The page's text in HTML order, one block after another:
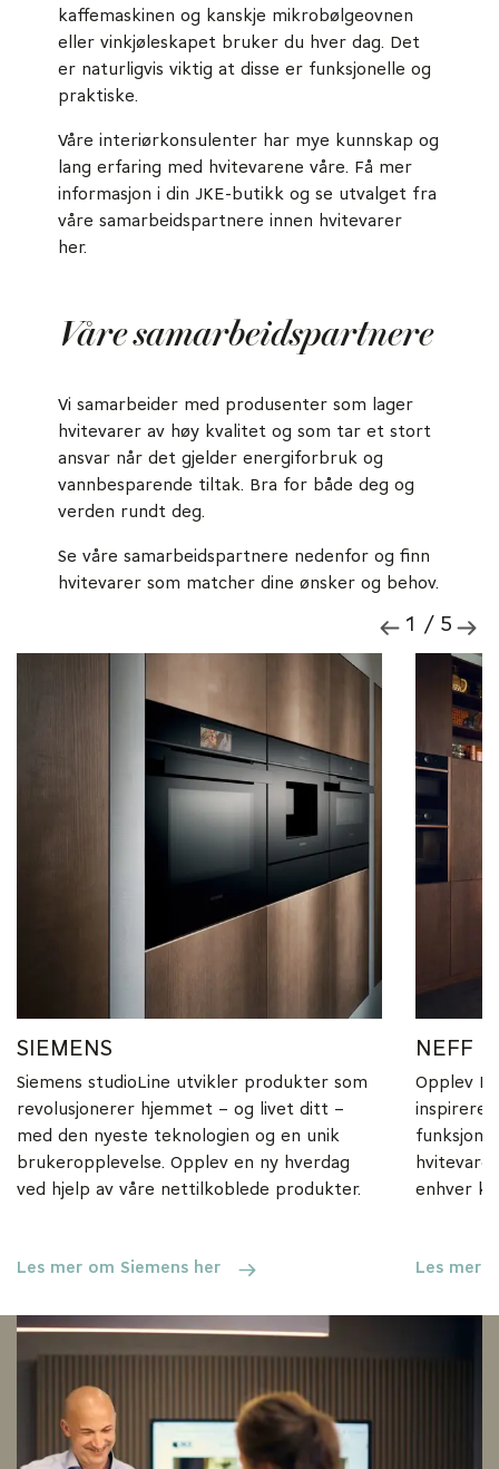
kaffemaskinen og kanskje mikrobølgeovnen
eller vinkjøleskapet bruker du hver dag. Det
er naturligvis viktig at disse er funksjonelle og
praktiske.
Våre interiørkonsulenter har mye kunnskap og
lang erfaring med hvitevarene våre. Få mer
informasjon i din JKE-butikk og se utvalget fra
våre samarbeidspartnere innen hvitevarer
her.
Våre samarbeidspartnere
Vi samarbeider med produsenter som lager
hvitevarer av høy kvalitet og som tar et stort
ansvar når det gjelder energiforbruk og
vannbesparende tiltak. Bra for både deg og
verden rundt deg.
Se våre samarbeidspartnere nedenfor og finn
hvitevarer som matcher dine ønsker og behov.
SIEMENS
Siemens studioLine utvikler produkter som
revolusjonerer hjemmet – og livet ditt –
med den nyeste teknologien og en unik
brukeropplevelse. Opplev en ny hverdag
ved hjelp av våre nettilkoblede produkter.
Les mer om Siemens her
NEFF
Opplev
inspirerer
enhver
Les mer
1 / 5